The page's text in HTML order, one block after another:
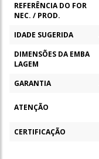
REFERÊNCIA DO FOR
NEC. / PROD.
IDADE SUGERIDA
DIMENSÕES DA EMBA
LAGEM
GARANTIA
ATENÇÃO
CERTIFICAÇÃO